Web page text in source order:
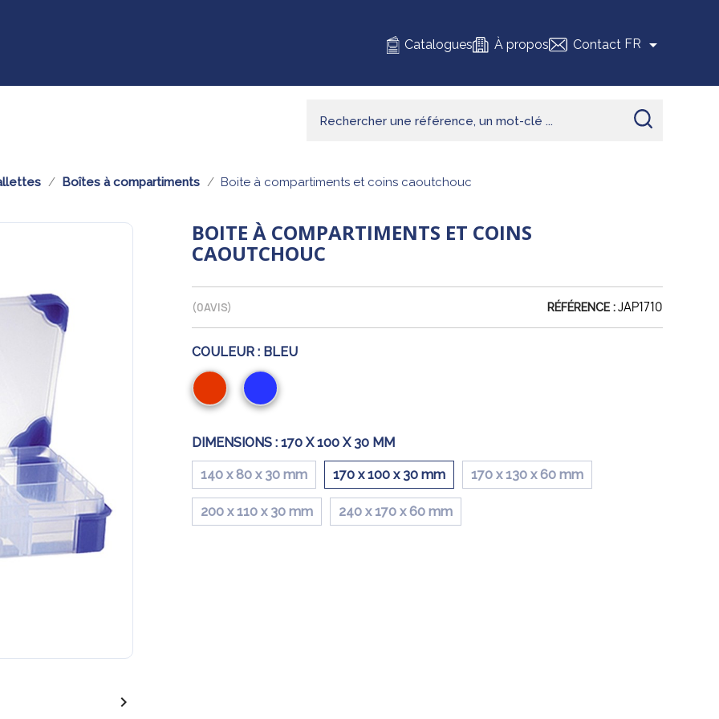
Catalogues À propos Contact FR 
Boîtes à compartiments Boite à compartiments et coins caoutchouc

BOITE À COMPARTIMENTS ET COINS
CAOUTCHOUC
(0AVIS) RÉFÉRENCE :JAP1710
COULEUR : BLEU
Rouge
Bleu
DIMENSIONS : 170 X 100 X 30 MM
140 x 80 x 30 mm 170 x 100 x 30 mm 170 x 130 x 60 mm
200 x 110 x 30 mm 240 x 170 x 60 mm